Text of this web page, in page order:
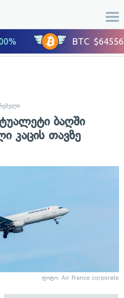
ბაღში
კაცის თავზე
ფოტო: Air France corporate